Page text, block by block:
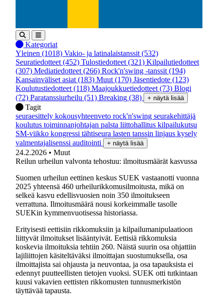
Kategoriat
Yleinen (1018) Vakio- ja latinalaistanssit (532)
Seuratiedotteet (452) Tulostiedotteet (321) Kilpailutiedotteet
(307) Mediatiedotteet (266) Rock'n'swing -tanssit (194)
Kansainväliset asiat (183) Muut (170) Jäsentiedote (123)
Koulutustiedotteet (118) Maajoukkuetiedotteet (73) Blogi
(72) Paratanssiurheilu (51) Breaking (38) + näytä lisää
Tagit
seuraesittely kokousyhteenveto rock'n'swing seurakehittäjä
koulutus toiminnanjohtajan palsta liittohallitus kilpailukutsu
SM-viikko kongressi tähtiseura lasten tanssin linjaus kysely
valmentajalisenssi auditointi + näytä lisää
24.2.2026 • Muut
Reilun urheilun valvonta tehostuu: ilmoitusmäärät kasvussa
Suomen urheilun eettinen keskus SUEK vastaanotti vuonna
2025 yhteensä 460 urheilurikkomusilmoitusta, mikä on
selkeä kasvu edellisvuosien noin 350 ilmoitukseen
verrattuna. Ilmoitusmäärä nousi korkeimmalle tasolle
SUEKin kymmenvuotisessa historiassa.
Erityisesti eettisiin rikkomuksiin ja kilpailumanipulaatioon
liittyvät ilmoitukset lisääntyivät. Eettisiä rikkomuksia
koskevia ilmoituksia tehtiin 260. Näistä suurin osa ohjattiin
lajiliittojen käsiteltäväksi ilmoittajan suostumuksella, osa
ilmoittajista sai ohjausta ja neuvontaa, ja osa tapauksista ei
edennyt puutteellisten tietojen vuoksi. SUEK otti tutkintaan
kuusi vakavien eettisten rikkomusten tunnusmerkistön
täyttävää tapausta.